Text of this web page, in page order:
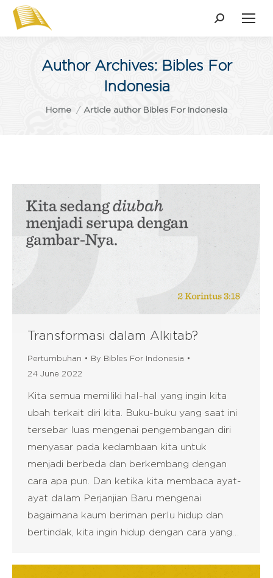
Search:
Author Archives: Bibles For
Indonesia
You are here:
Home Article author Bibles For Indonesia
Transformasi dalam Alkitab?
Pertumbuhan By Bibles For Indonesia
24 June 2022
Kita semua memiliki hal-hal yang ingin kita
ubah terkait diri kita. Buku-buku yang saat ini
tersebar luas mengenai pengembangan diri
menyasar pada kedambaan kita untuk
menjadi berbeda dan berkembang dengan
cara apa pun. Dan ketika kita membaca ayat-
ayat dalam Perjanjian Baru mengenai
bagaimana kaum beriman perlu hidup dan
bertindak, kita ingin hidup dengan cara yang…